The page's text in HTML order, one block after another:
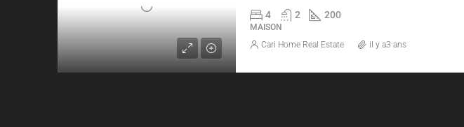
4 2 200
MAISON
Cari Home Real Estate il y a3 ans